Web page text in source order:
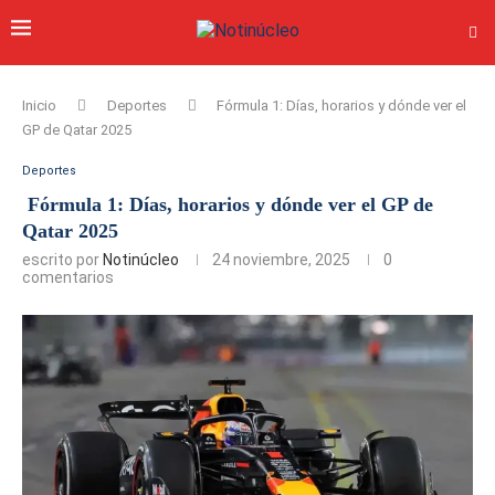
Inicio Deportes
Fórmula 1: Días, horarios y dónde ver el
GP de Qatar 2025
Deportes
Fórmula 1: Días, horarios y dónde ver el GP de
Qatar 2025
escrito por Notinúcleo 24 noviembre, 2025
0
comentarios